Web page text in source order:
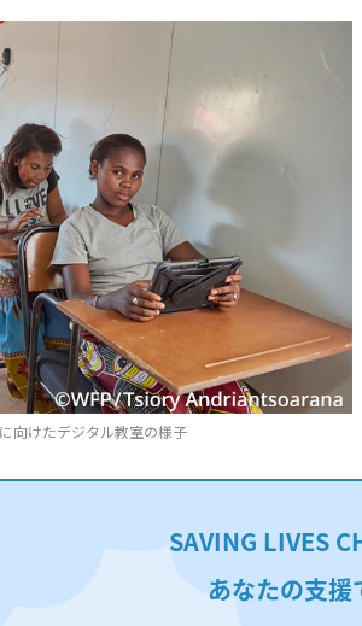
向けたデジタル教室の様子
SAVING LIVES
あなたの支援